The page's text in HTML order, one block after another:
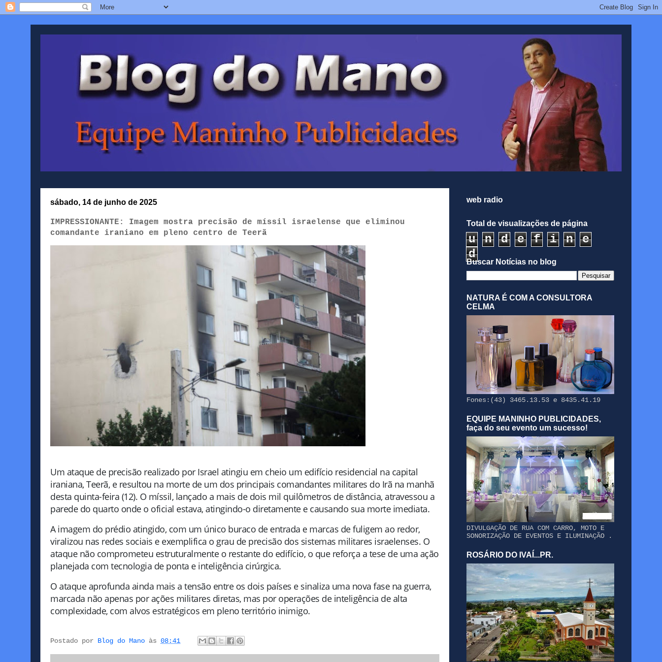
sábado, 14 de junho de 2025
IMPRESSIONANTE: Imagem mostra precisão de míssil israelense que eliminou
comandante iraniano em pleno centro de Teerã
Um ataque de precisão realizado por Israel atingiu em cheio um edifício residencial na capital
iraniana, Teerã, e resultou na morte de um dos principais comandantes militares do Irã na manhã
desta quinta-feira (12). O míssil, lançado a mais de dois mil quilômetros de distância, atravessou a
parede do quarto onde o oficial estava, atingindo-o diretamente e causando sua morte imediata.
A imagem do prédio atingido, com um único buraco de entrada e marcas de fuligem ao redor,
viralizou nas redes sociais e exemplifica o grau de precisão dos sistemas militares israelenses. O
ataque não comprometeu estruturalmente o restante do edifício, o que reforça a tese de uma ação
planejada com tecnologia de ponta e inteligência cirúrgica.
O ataque aprofunda ainda mais a tensão entre os dois países e sinaliza uma nova fase na guerra,
marcada não apenas por ações militares diretas, mas por operações de inteligência de alta
complexidade, com alvos estratégicos em pleno território inimigo.
Postado por Blog do Mano às 08:41
web radio
Total de visualizações de página
u n d e f i n
e
d
Buscar Notícias no blog
NATURA É COM A CONSULTORA
CELMA
Fones:(43) 3465.13.53 e 8435.41.19
EQUIPE MANINHO PUBLICIDADES,
faça do seu evento um sucesso!
DIVULGAÇÃO DE RUA COM CARRO, MOTO E
SONORIZAÇÃO DE EVENTOS E ILUMINAÇÃO .
ROSÁRIO DO IVAÍ...PR.